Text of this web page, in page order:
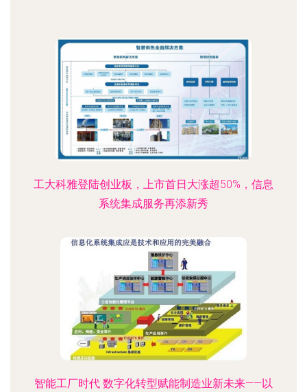
工大科雅登陆创业板，上市首日大涨超50%，信息
系统集成服务再添新秀
智能工厂时代 数字化转型赋能制造业新未来——以